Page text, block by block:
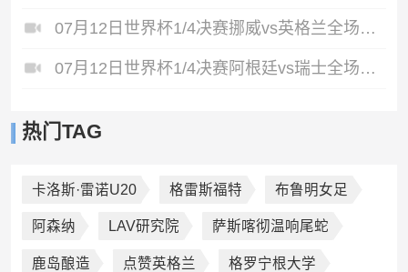
07月12日世界杯1/4决赛挪威vs英格兰全场录像
07月12日世界杯1/4决赛阿根廷vs瑞士全场录像
热门TAG
卡洛斯·雷诺U20 格雷斯福特 布鲁明女足
阿森纳 LAV研究院 萨斯喀彻温响尾蛇
鹿岛酿造 点赞英格兰 格罗宁根大学